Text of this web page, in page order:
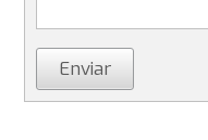
Enviar